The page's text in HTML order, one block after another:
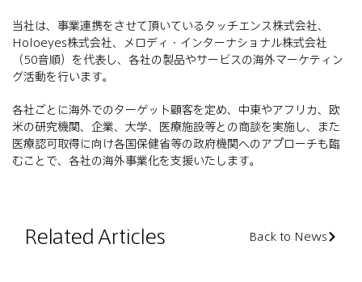
当社は、事業連携をさせて頂いているタッチエンス株式会社、
Holoeyes株式会社、メロディ・インターナショナル株式会社
（50音順）を代表し、各社の製品やサービスの海外マーケティン
グ活動を行います。
各社ごとに海外でのターゲット顧客を定め、中東やアフリカ、欧
米の研究機関、企業、大学、医療施設等との商談を実施し、また
医療認可取得に向け各国保健省等の政府機関へのアプローチも臨
むことで、各社の海外事業化を支援いたします。
Related Articles Back to News